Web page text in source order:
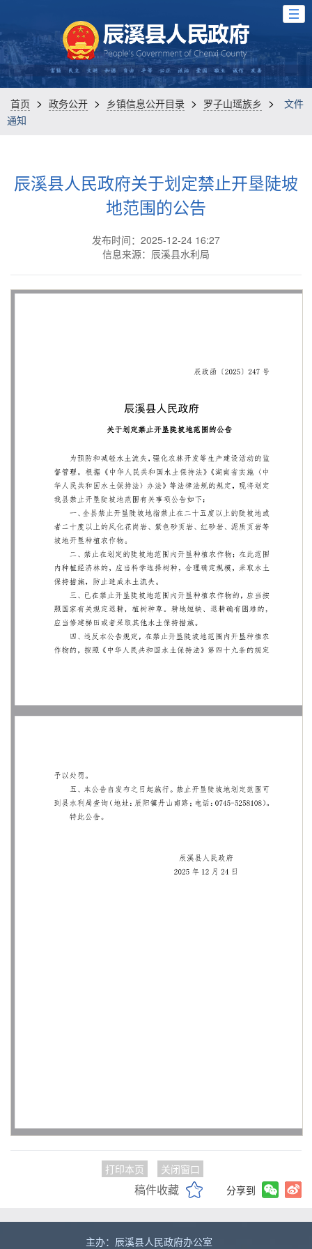
首页 > 政务公开 > 乡镇信息公开目录 > 罗子山瑶族乡 >
文件
通知
辰溪县人民政府关于划定禁止开垦陡坡
地范围的公告
发布时间：2025-12-24 16:27
信息来源：辰溪县水利局
打印本页 关闭窗口
稿件收藏 分享到
主办：辰溪县人民政府办公室